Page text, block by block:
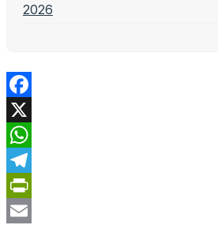
2026
Facebook
X
WhatsApp
Telegram
PrintFriendly